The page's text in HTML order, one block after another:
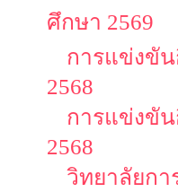
ศึกษา 2569
การแข่งขัน
2568
การแข่งขัน
2568
วิทยาลัยก